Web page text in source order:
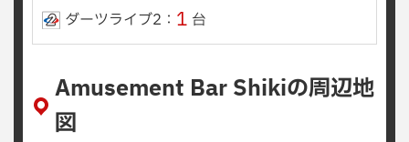
ダーツライブ2： 1 台
Amusement Bar Shikiの周辺地
図